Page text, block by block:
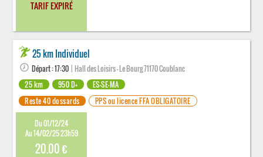
TARIF EXPIRÉ
25 km Individuel
Départ : 17:30 | Hall des Loisirs - Le Bourg 71170 Coublanc
25 km
950 D+
ES-SE-MA
Reste 40 dossards
PPS ou licence FFA OBLIGATOIRE
Du 01/12/24
Au 14/02/25 23h59
20.00 €